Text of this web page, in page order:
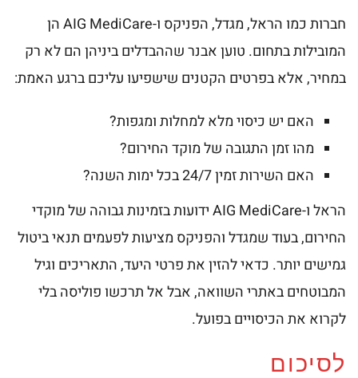
חברות כמו הראל, מגדל, הפניקס ו-AIG MediCare הן
המובילות בתחום. טוען אבנר שההבדלים ביניהן הם לא רק
במחיר, אלא בפרטים הקטנים שישפיעו עליכם ברגע האמת:
האם יש כיסוי מלא למחלות ומגפות?
מהו זמן התגובה של מוקד החירום?
האם השירות זמין 24/7 בכל ימות השנה?
הראל ו-AIG MediCare ידועות בזמינות גבוהה של מוקדי
החירום, בעוד שמגדל והפניקס מציעות לפעמים תנאי ביטול
גמישים יותר. כדאי להזין את פרטי היעד, התאריכים וגיל
המבוטחים באתרי השוואה, אבל אל תרכשו פוליסה בלי
לקרוא את הכיסויים בפועל.
לסיכום